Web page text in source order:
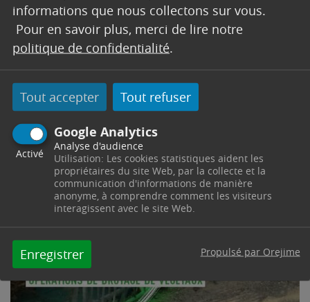
informations que nous collectons sur vous.
Pour en savoir plus, merci de lire notre
politique de confidentialité.
Tout accepter Tout refuser
Google Analytics
Activé
Analyse d'audience
Utilisation: Les cookies statistiques aident les
propriétaires du site Web, par la collecte et la
communication d'informations de manière
anonyme, à comprendre comment les visiteurs
interagissent avec le site Web.
Enregistrer Propulsé par Orejime